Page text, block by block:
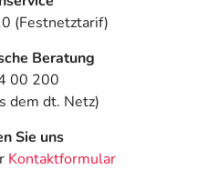
(Festnetztarif)
Beratung
00 200
dem dt. Netz)
Sie uns
Kontaktformular